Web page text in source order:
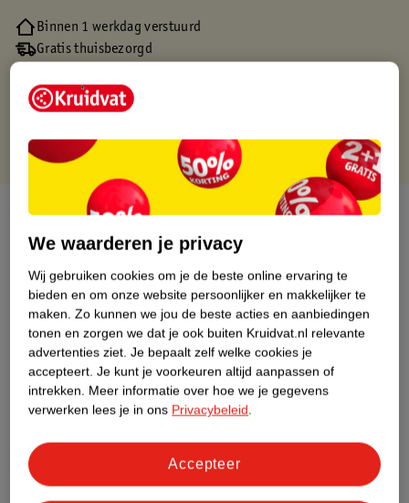
Binnen 1 werkdag verstuurd
Gratis thuisbezorgd
Gratis punten met je Kruidvat kaart
Over dit product
Productinformatie
Etiketinformatie
Nature Impact Score
Dit product heeft (nog) geen Nature
Impact Score.
We waarderen je privacy
Wij gebruiken cookies om je de beste online ervaring te
bieden en om onze website persoonlijker en makkelijker te
maken. Zo kunnen we jou de beste acties en aanbiedingen
tonen en zorgen we dat je ook buiten Kruidvat.nl relevante
advertenties ziet. Je bepaalt zelf welke cookies je
accepteert. Je kunt je voorkeuren altijd aanpassen of
intrekken. Meer informatie over hoe we je gegevens
verwerken lees je in ons Privacybeleid.
Accepteer